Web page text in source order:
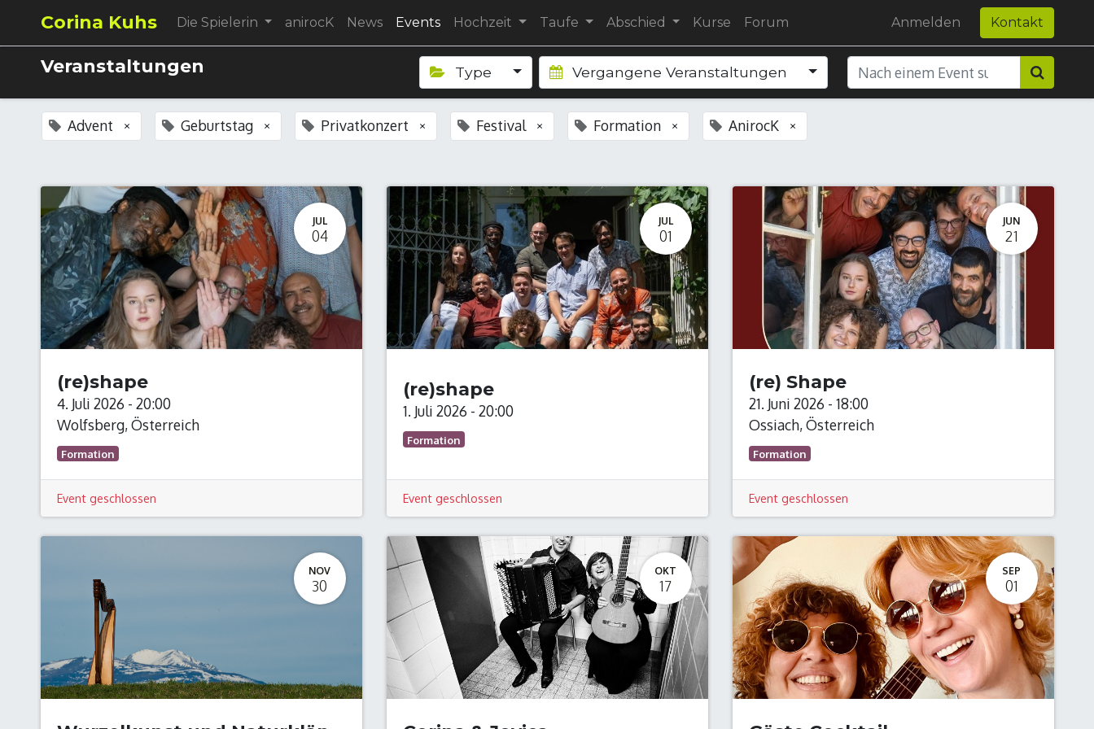
Corina Kuhs Die Spielerin anirocK News Events Hochzeit Taufe Abschied Kurse Forum Anmelden Kontakt
Veranstaltungen Type Vergangene Veranstaltungen
Advent × Geburtstag × Privatkonzert × Festival × Formation × AnirocK ×
JUL
04
(re)shape
4. Juli 2026 - 20:00
Wolfsberg,Österreich
Formation
Event geschlossen
JUL
01
(re)shape
1. Juli 2026 - 20:00
Formation
Event geschlossen
JUN
21
(re) Shape
21. Juni 2026 - 18:00
Ossiach,Österreich
Formation
Event geschlossen
NOV
30
OKT
17
SEP
01